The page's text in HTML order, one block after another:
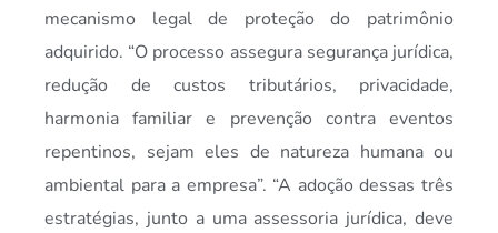
mecanismo legal de proteção do patrimônio
adquirido. “O processo assegura segurança jurídica,
redução de custos tributários, privacidade,
harmonia familiar e prevenção contra eventos
repentinos, sejam eles de natureza humana ou
ambiental para a empresa”. “A adoção dessas três
estratégias, junto a uma assessoria jurídica, deve